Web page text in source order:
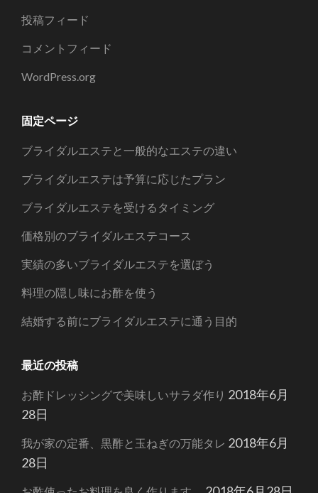
投稿フィード
コメントフィード
WordPress.org
固定ページ
ブライダルエステと一般的なエステの違い
ブライダルエステは予算に応じたプラン
ブライダルエステを受けるタイミング
価格別のブライダルエステコース
実績の多いブライダルエステを選ぼう
料理の隠し味にお酢を使う
結婚する前にブライダルエステに通う目的
最近の投稿
お酢ドレッシングで美味しいサラダ作り 2018年6月
28日
我が家の定番、黒酢と玉ねぎの万能タレ 2018年6月
28日